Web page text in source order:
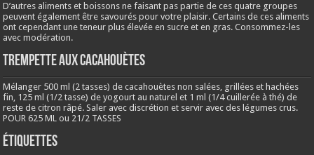
D’autres aliments et boissons ne faisant pas partie de ces quatre groupes
peuvent également être savourés pour votre plaisir. Certains de ces aliments
ont cependant une teneur plus élevée en sucre et en gras. Consommez-les
avec modération.
Trempette aux cacahouètes
Mélanger 500 ml (2 tasses) de cacahouètes non salées, grillées et hachées
fin, 125 ml (1/2 tasse) de yogourt au naturel et 1 ml (1/4 cuillerée à thé) de
reste de citron râpé. Saler avec discrétion et servir avec des légumes crus.
POUR 625 ML ou 21/2 TASSES
Étiquettes